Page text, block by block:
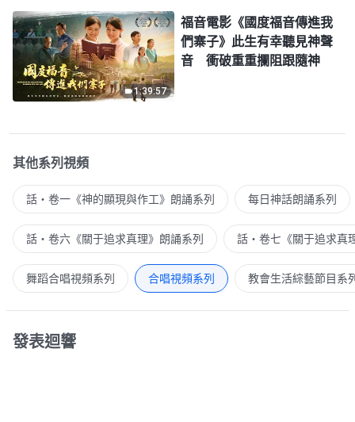
1:39:57
福音電影《國度福音傳進我
們寨子》此生有幸聽見神聲
音 衝破重重攔阻跟隨神
其他系列視頻
話・卷一《神的顯現與作工》朗誦系列 每日神話朗誦系列
話・卷六《關于追求真理》朗誦系列 話・卷七《關于追求真
舞蹈合唱視頻系列 合唱視頻系列 教會生活綜藝節目系
發表迴響